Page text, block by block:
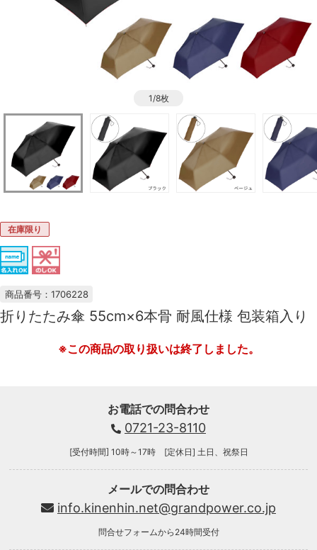
1/8枚
在庫限り
商品番号：1706228
折りたたみ傘 55cm×6本骨 耐風仕様 包装箱入り
※この商品の取り扱いは終了しました。
お電話での問合わせ
0721-23-8110
[受付時間] 10時～17時 [定休日] 土日、祝祭日
メールでの問合わせ
info.kinenhin.net@grandpower.co.jp
問合せフォームから24時間受付